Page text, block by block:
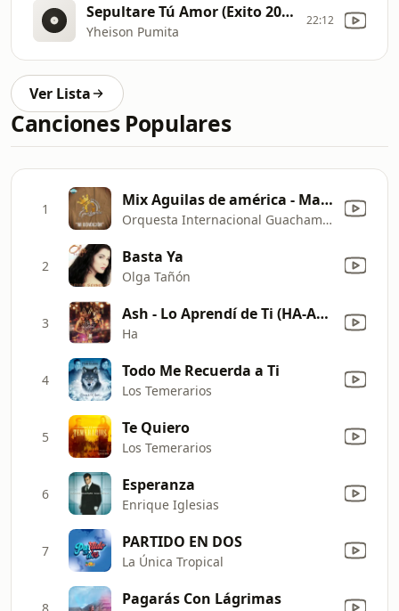
Sepultare Tú Amor (Exito 2025) Cumbia Sureña 2025
Yheison Pumita
22:12
Ver Lista
Canciones Populares
1 Mix Aguilas de américa - Mal pensada, no me reclames, aquí estoy
Orquesta Internacional Guachambe
2 Basta Ya
Olga Tañón
3 Ash - Lo Aprendí de Ti (HA-ASH Primera Fila - Hecho Realidad [En Vivo])
Ha
4 Todo Me Recuerda a Ti
Los Temerarios
5 Te Quiero
Los Temerarios
6 Esperanza
Enrique Iglesias
7 PARTIDO EN DOS
La Única Tropical
8 Pagarás Con Lágrimas